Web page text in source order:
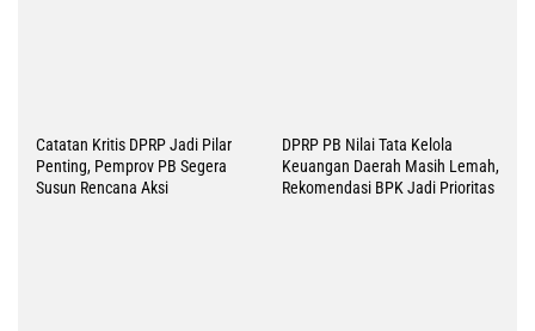
Catatan Kritis DPRP Jadi Pilar
Penting, Pemprov PB Segera
Susun Rencana Aksi
DPRP PB Nilai Tata Kelola
Keuangan Daerah Masih Lemah,
Rekomendasi BPK Jadi Prioritas